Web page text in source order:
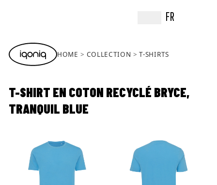
FR
HOME COLLECTION T-SHIRTS
T-SHIRT EN COTON RECYCLÉ BRYCE,
TRANQUIL BLUE